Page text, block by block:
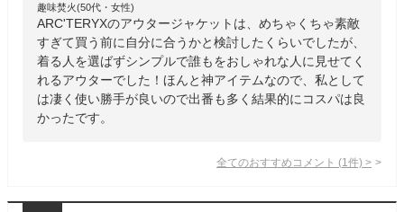
趣味焚火(50代・女性)
ARC'TERYXのアウタージャケットは、めちゃくちゃ素敵
すぎて買う前に自分に合うかと検討したくらいでしたが、
着る人を選ばずシンプルで誰もをおしゃれな人に見せてく
れるアウターでした！ほんと神アイテムなので、私として
は凄く使い勝手が良いので出番も多く結果的にコスパは良
かったです。
全てのおすすめコメント (1 件) >